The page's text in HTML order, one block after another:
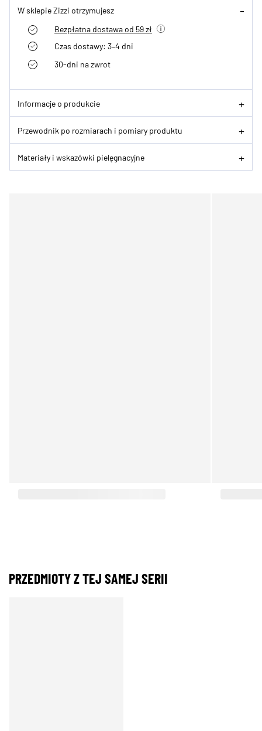
W sklepie Zizzi otrzymujesz
Bezpłatna dostawa od 59 zł
Czas dostawy: 3–4 dni
30-dni na zwrot
Informacje o produkcie
Przewodnik po rozmiarach i pomiary produktu
Materiały i wskazówki pielęgnacyjne
PRZEDMIOTY Z TEJ SAMEJ SERII